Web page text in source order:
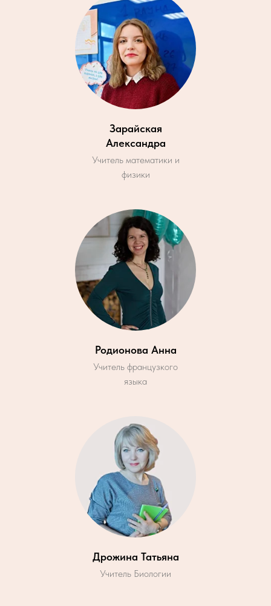
Зарайская
Александра
Учитель математики и
физики
Родионова Анна
Учитель французкого
языка
Дрожина Татьяна
Учитель Биологии